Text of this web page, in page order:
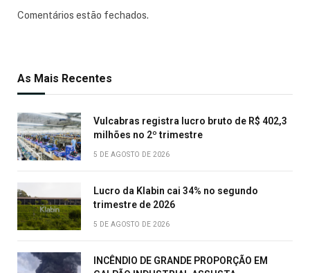
Comentários estão fechados.
As Mais Recentes
Vulcabras registra lucro bruto de R$ 402,3
milhões no 2º trimestre
5 DE AGOSTO DE 2026
Lucro da Klabin cai 34% no segundo
trimestre de 2026
5 DE AGOSTO DE 2026
INCÊNDIO DE GRANDE PROPORÇÃO EM